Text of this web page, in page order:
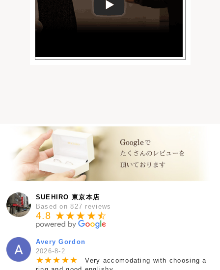
SUEHIRO 東京本店
Based on 827 reviews
4.8 ★★★★★
☆
Avery Gordon
2026-8-2
★★★ ★★
Very accomodating with choosing a